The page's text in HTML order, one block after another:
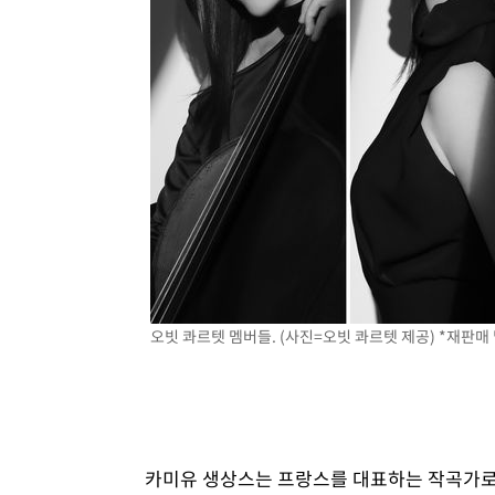
오빗 콰르텟 멤버들. (사진=오빗 콰르텟 제공) *재판매
카미유 생상스는 프랑스를 대표하는 작곡가